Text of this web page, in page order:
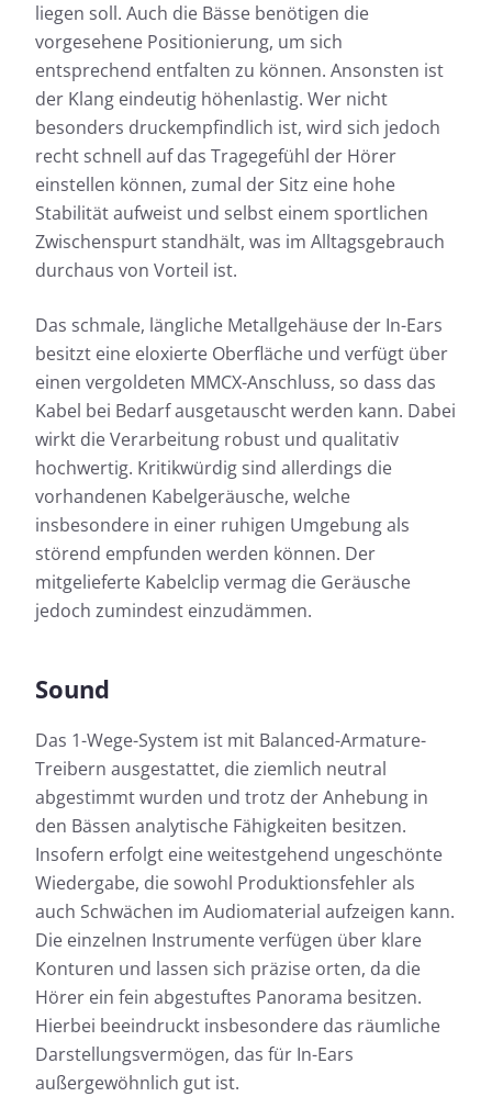
liegen soll. Auch die Bässe benötigen die
vorgesehene Positionierung, um sich
entsprechend entfalten zu können. Ansonsten ist
der Klang eindeutig höhenlastig. Wer nicht
besonders druckempfindlich ist, wird sich jedoch
recht schnell auf das Tragegefühl der Hörer
einstellen können, zumal der Sitz eine hohe
Stabilität aufweist und selbst einem sportlichen
Zwischenspurt standhält, was im Alltagsgebrauch
durchaus von Vorteil ist.
Das schmale, längliche Metallgehäuse der In-Ears
besitzt eine eloxierte Oberfläche und verfügt über
einen vergoldeten MMCX-Anschluss, so dass das
Kabel bei Bedarf ausgetauscht werden kann. Dabei
wirkt die Verarbeitung robust und qualitativ
hochwertig. Kritikwürdig sind allerdings die
vorhandenen Kabelgeräusche, welche
insbesondere in einer ruhigen Umgebung als
störend empfunden werden können. Der
mitgelieferte Kabelclip vermag die Geräusche
jedoch zumindest einzudämmen.
Sound
Das 1-Wege-System ist mit Balanced-Armature-
Treibern ausgestattet, die ziemlich neutral
abgestimmt wurden und trotz der Anhebung in
den Bässen analytische Fähigkeiten besitzen.
Insofern erfolgt eine weitestgehend ungeschönte
Wiedergabe, die sowohl Produktionsfehler als
auch Schwächen im Audiomaterial aufzeigen kann.
Die einzelnen Instrumente verfügen über klare
Konturen und lassen sich präzise orten, da die
Hörer ein fein abgestuftes Panorama besitzen.
Hierbei beeindruckt insbesondere das räumliche
Darstellungsvermögen, das für In-Ears
außergewöhnlich gut ist.